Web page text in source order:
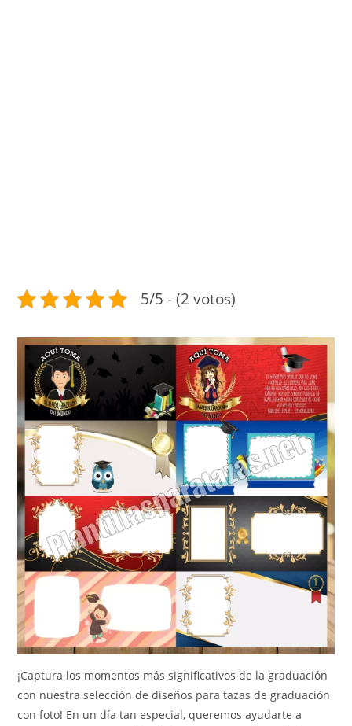
5/5 - (2 votos)
¡Captura los momentos más significativos de la graduación
con nuestra selección de diseños para tazas de graduación
con foto! En un día tan especial, queremos ayudarte a